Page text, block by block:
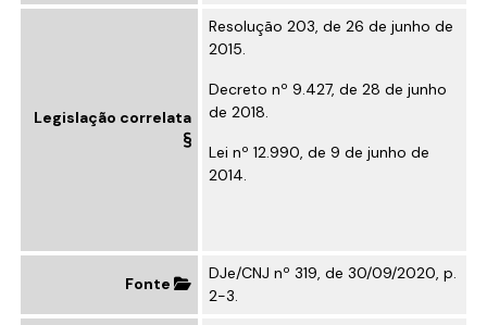
Legislação correlata
Resolução 203, de 26 de junho de
2015.
Decreto nº 9.427, de 28 de junho
de 2018.
Lei nº 12.990, de 9 de junho de
2014.
Fonte
DJe/CNJ nº 319, de 30/09/2020, p.
2-3.